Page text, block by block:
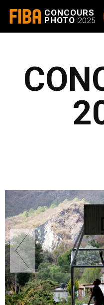
FIBA CONCOURS
PHOTO 2025